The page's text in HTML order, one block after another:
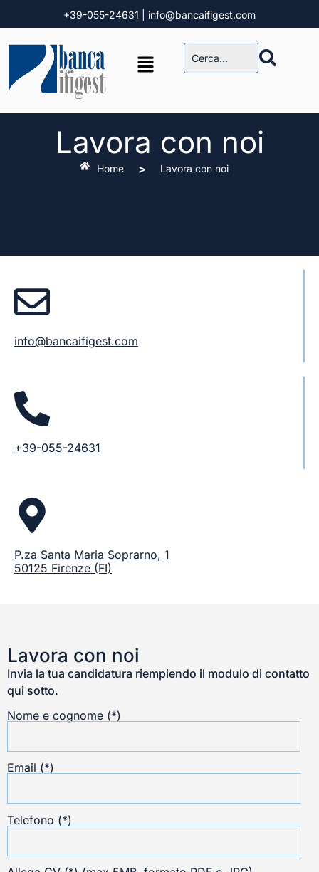
+39-055-24631 | info@bancaifigest.com
Lavora con noi
Home > Lavora con noi
info@bancaifigest.com
+39-055-24631
P.za Santa Maria Soprarno, 1
50125 Firenze (FI)
Lavora con noi
Invia la tua candidatura riempiendo il modulo di contatto
qui sotto.
Nome e cognome (*)
Email (*)
Telefono (*)